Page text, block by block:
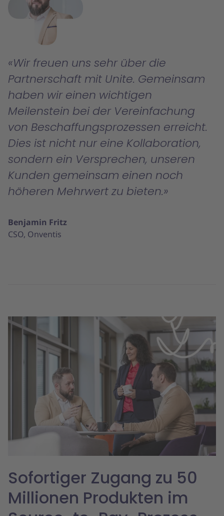
Wir freuen uns sehr über die
Partnerschaft mit Unite. Gemeinsam
haben wir einen wichtigen
Meilenstein bei der Vereinfachung
von Beschaffungsprozessen erreicht.
Dies ist nicht nur eine Kollaboration,
sondern ein Versprechen, unseren
Kunden gemeinsam einen noch
höheren Mehrwert zu bieten.
Benjamin Fritz
CSO, Onventis
Sofortiger Zugang zu 50
Millionen Produkten im